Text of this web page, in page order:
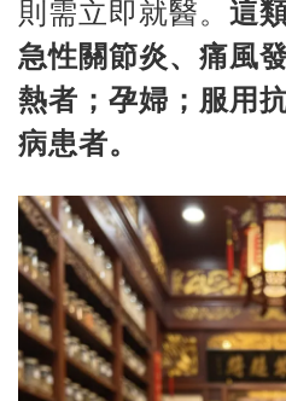
則需立即就醫。 這
急性關節炎、痛風
熱者；孕婦；服用
病患者。